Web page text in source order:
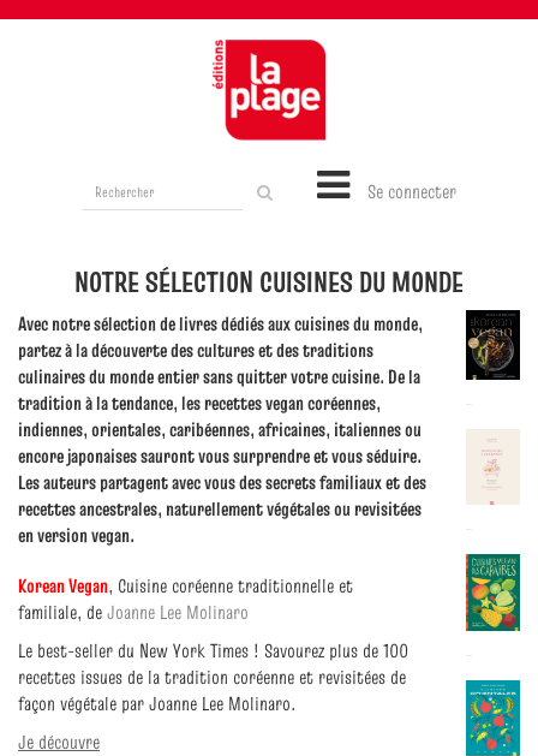
Se connecter
NOTRE SÉLECTION CUISINES DU MONDE
Avec notre sélection de livres dédiés aux cuisines du monde,
partez à la découverte des cultures et des traditions
culinaires du monde entier sans quitter votre cuisine. De la
tradition à la tendance, les recettes vegan coréennes,
indiennes, orientales, caribéennes, africaines, italiennes ou
encore japonaises sauront vous surprendre et vous séduire.
Les auteurs partagent avec vous des secrets familiaux et des
recettes ancestrales, naturellement végétales ou revisitées
en version vegan.
Korean Vegan, Cuisine coréenne traditionnelle et
familiale, deJoanne Lee Molinaro
Le best-seller du New York Times ! Savourez plus de 100
recettes issues de la tradition coréenne et revisitées de
façon végétale par Joanne Lee Molinaro.
Je découvre